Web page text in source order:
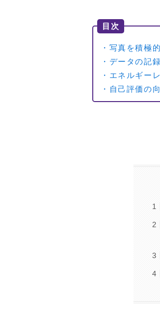
目次
・写真を積極
・データの記
・エネルギー
・自己評価の